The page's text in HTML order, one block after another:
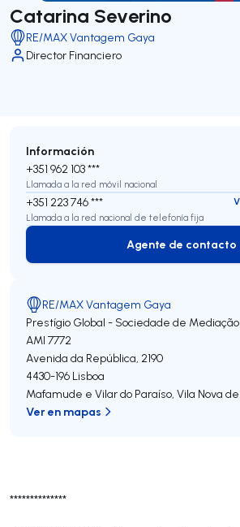
Catarina Severino
RE/MAX Vantagem Gaya
Director Financiero
**************
Información
+351 962 103 ***
Llamada a la red móvil nacional
+351 223 746 ***
Llamada a la red nacional de telefonía fija
Agente de
Agente de contacto
RE/MAX Vantagem Gaya
Prestígio Global - Sociedade de Mediação
AMI 7772
Avenida da República, 2190
4430-196 Lisboa
Mafamude e Vilar do Paraíso, Vila Nova
Ver en mapas